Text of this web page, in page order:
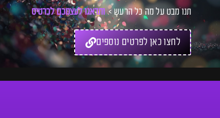
תנו מבט על מה כל הרעש >
לחצו כאן לפרטים נוספים